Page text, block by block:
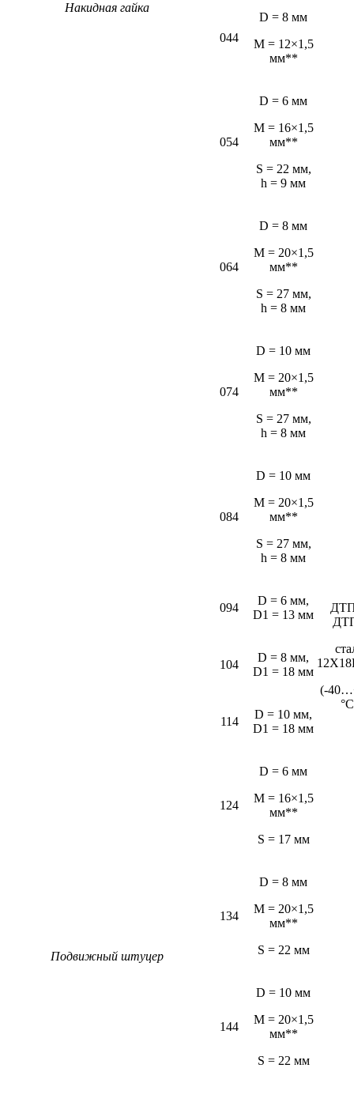
Накидная гайка
044
D = 8 мм
M = 12×1,5
мм**
(-
054
D = 6 мм
М = 16×1,5
мм**
S = 22 мм,
h = 9 мм
064
D = 8 мм
M = 20×1,5
мм**
S = 27 мм,
h = 8 мм
074
D = 10 мм
M = 20×1,5
мм**
S = 27 мм,
h = 8 мм
084
D = 10 мм
M = 20×1,5
мм**
S = 27 мм,
h = 8 мм
094
D = 6 мм,
D1 = 13 мм
104
D = 8 мм,
D1 = 18 мм
114
D = 10 мм,
D1 = 18 мм
Подвижный штуцер
124
D = 6 мм
M = 16×1,5
мм**
S = 17 мм
134
D = 8 мм
M = 20×1,5
мм**
S = 22 мм
144
D = 10 мм
M = 20×1,5
мм**
S = 22 мм